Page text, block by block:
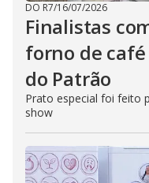
DO R7/16/07/2026
Finalistas
forno de
do Patrão
Prato especial foi feito
show